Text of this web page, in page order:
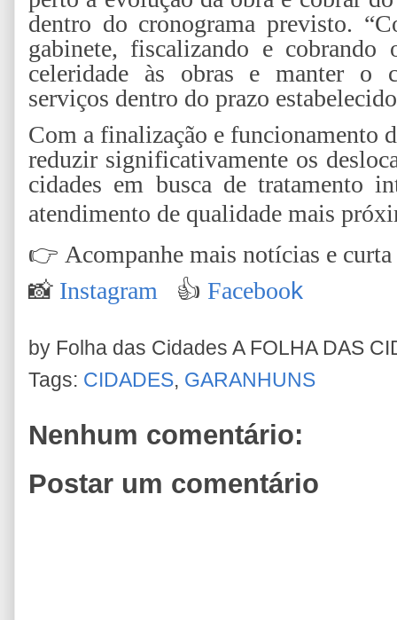
dentro do cronograma previsto.
gabinete, fiscalizando e
celeridade às obras e manter o
serviços dentro do prazo
Com a finalização e funcionamento
reduzir significativamente os
cidades em busca de tratamento
atendimento de qualidade mais
👉 Acompanhe mais notícias e curta
📸 Instagram 👍 Facebook
by Folha das Cidades A FOLHA DAS
Tags: CIDADES, GARANHUNS
Nenhum comentário:
Postar um comentário